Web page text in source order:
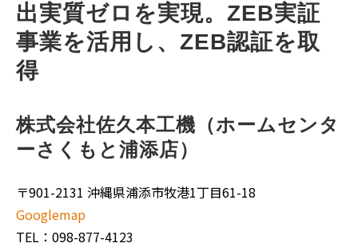
出実質ゼロを実現。ZEB実証
事業を活用し、ZEB認証を取
得
株式会社佐久本工機（ホームセンタ
ーさくもと浦添店）
〒901-2131 沖縄県浦添市牧港1丁目61-18
Googlemap
TEL：098-877-4123